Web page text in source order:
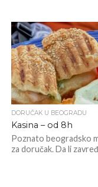
DORUČAK U BEOGRADU
Kasina – od 8h
Poznato beogradsko
za doručak. Da li